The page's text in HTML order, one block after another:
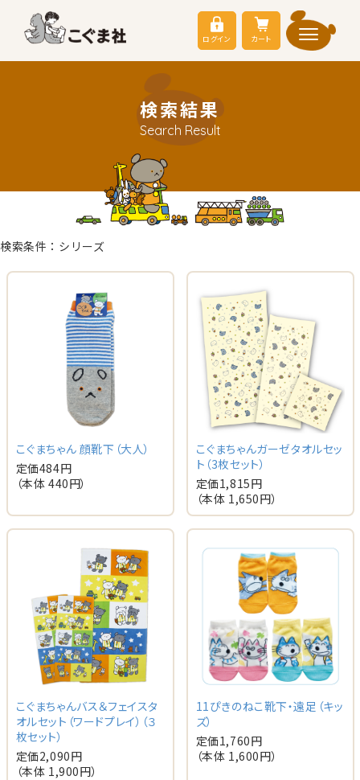
ログイン カート
検索結果
Search Result
検索条件：シリーズ
こぐまちゃん 顔靴下（大人）
定価484円
（本体 440円）
こぐまちゃんガーゼタオルセッ
ト（3枚セット）
定価1,815円
（本体 1,650円）
こぐまちゃんバス＆フェイスタ
オルセット（ワードプレイ）（３
枚セット）
定価2,090円
（本体 1,900円）
11ぴきのねこ靴下・遠足（キッ
ズ）
定価1,760円
（本体 1,600円）